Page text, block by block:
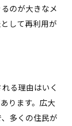
買取市場
チの重要
のが大きなメ
して再利用が
る理由はいく
ります。広大
多くの住民が